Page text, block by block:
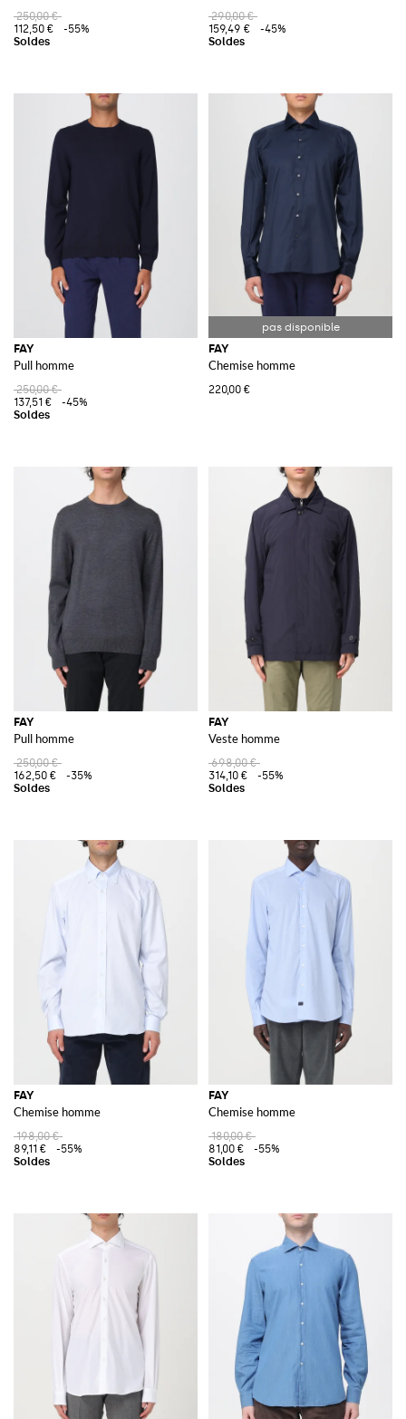
250,00 €
112,50 €
-55%
290,00 €
159,49 €
-45%
FAY
Pull homme
250,00 €
137,51 €
-45%
FAY
Chemise homme
220,00 €
FAY
Pull homme
250,00 €
162,50 €
-35%
FAY
Veste homme
698,00 €
314,10 €
-55%
FAY
Chemise homme
198,00 €
89,11 €
-55%
FAY
Chemise homme
180,00 €
81,00 €
-55%